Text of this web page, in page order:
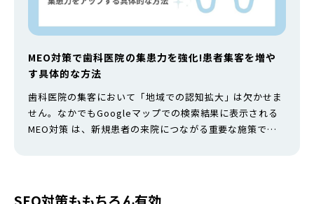
MEO対策で歯科医院の集患力を強化!患者集客を増や
す具体的な方法
歯科医院の集客において「地域での認知拡大」は欠かせま
せん。なかでもGoogleマップでの検索結果に表示される
MEO対策 は、新規患者の来院につながる重要な施策で
由から、実際の施策、注意点、成功事例までを徹底解説し
SEO対策ももちろん有効